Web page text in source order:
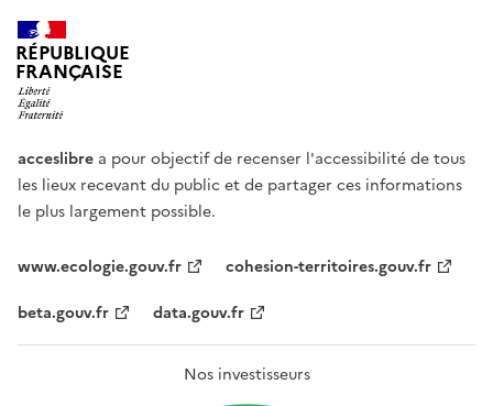
RÉPUBLIQUE
FRANÇAISE
acceslibre a pour objectif de recenser l'accessibilité de tous
les lieux recevant du public et de partager ces informations
le plus largement possible.
www.ecologie.gouv.fr
cohesion-territoires.gouv.fr
beta.gouv.fr
data.gouv.fr
Nos investisseurs